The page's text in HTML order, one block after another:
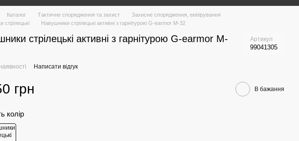
Каталог Тактичне спорядження та захист
Захисне спорядження, екіпірування
стрілецькі
Навушники стрілецькі активні з гарнітурою G-earmor M-32
стрілецькі активні з гарнітурою G-earmor M-
Артикул
99041305
Написати відгук
грн В бажання
колір